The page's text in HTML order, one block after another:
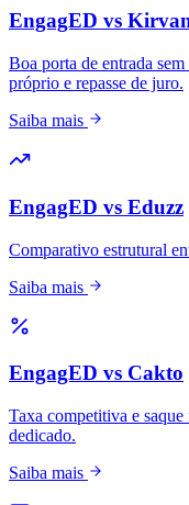
EngagED vs
Boa porta de entrada
próprio e repasse de juro.
Saiba mais
EngagED vs Eduzz
Comparativo estrutural
Saiba mais
EngagED vs Cakto
Taxa competitiva e
dedicado.
Saiba mais